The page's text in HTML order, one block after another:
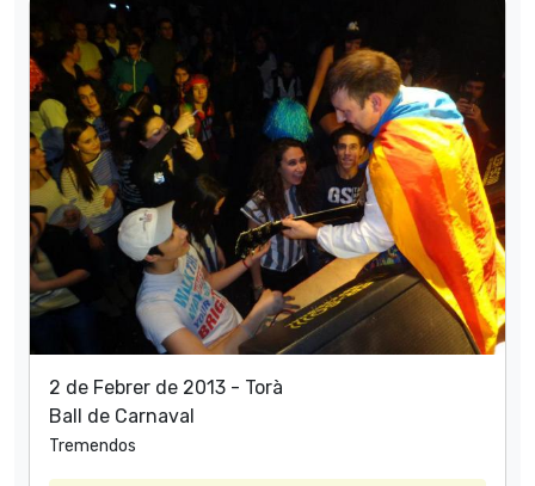
2 de Febrer de 2013 - Torà
Ball de Carnaval
Tremendos